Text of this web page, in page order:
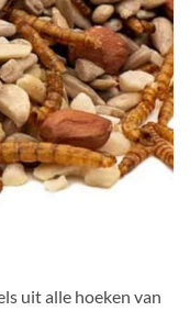
uit alle hoeken van